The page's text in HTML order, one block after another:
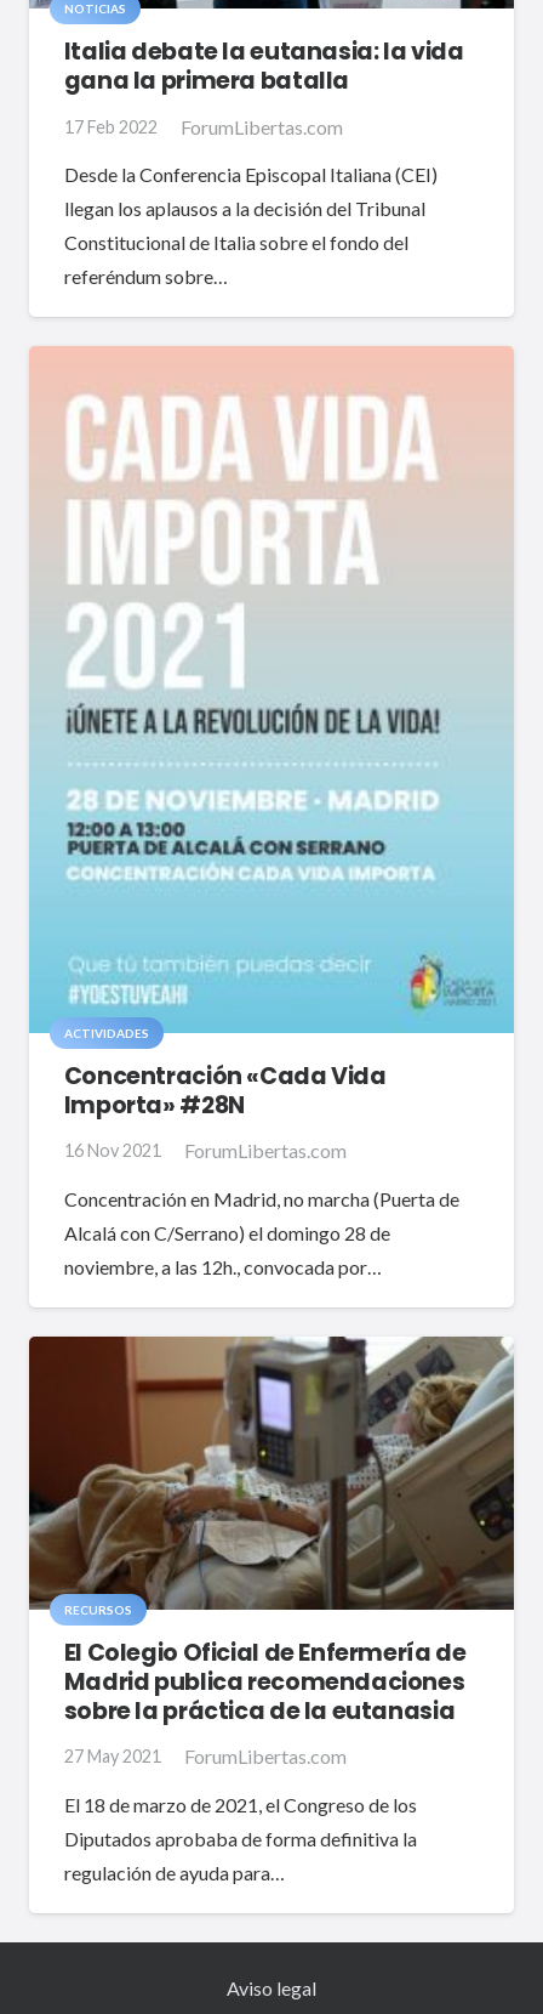
NOTICIAS
Italia debate la eutanasia: la vida
gana la primera batalla
17 Feb 2022 ForumLibertas.com
Desde la Conferencia Episcopal Italiana (CEI)
llegan los aplausos a la decisión del Tribunal
Constitucional de Italia sobre el fondo del
referéndum sobre…
ACTIVIDADES
Concentración «Cada Vida
Importa» #28N
16 Nov 2021 ForumLibertas.com
Concentración en Madrid, no marcha (Puerta de
Alcalá con C/Serrano) el domingo 28 de
noviembre, a las 12h., convocada por…
RECURSOS
El Colegio Oficial de Enfermería de
Madrid publica recomendaciones
sobre la práctica de la eutanasia
27 May 2021 ForumLibertas.com
El 18 de marzo de 2021, el Congreso de los
Diputados aprobaba de forma definitiva la
regulación de ayuda para…
Aviso legal